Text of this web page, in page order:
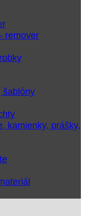
remover
šablóny
kamienky, prášky,